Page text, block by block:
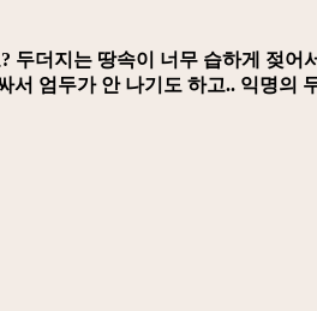
더지는 땅속이 너무 습하게 젖
엄두가 안 나기도 하고.. 익명의